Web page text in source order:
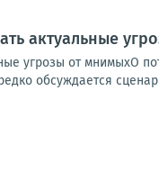
актуальные
угрозы от мнимыхО
обсуждается